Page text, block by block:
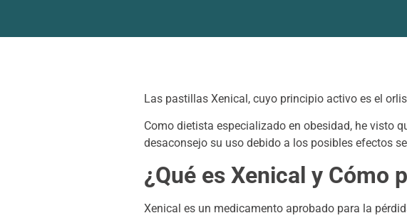
Las pastillas Xenical, cuyo principio activo es el
Como dietista especializado en obesidad, he visto
desaconsejo su uso debido a los posibles efectos
¿Qué es Xenical y Cómo
Xenical es un medicamento aprobado para la